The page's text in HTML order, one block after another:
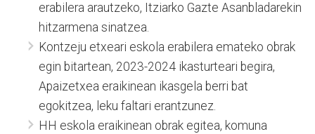
erabilera arautzeko, Itziarko Gazte Asanbladarekin
hitzarmena sinatzea.
Kontzeju etxeari eskola erabilera emateko obrak
egin bitartean, 2023-2024 ikasturteari begira,
Apaizetxea eraikinean ikasgela berri bat
egokitzea, leku faltari erantzunez.
HH eskola eraikinean obrak egitea, komuna